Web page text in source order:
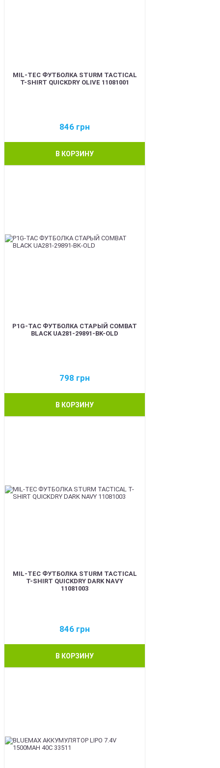
MIL-TEC ФУТБОЛКА STURM TACTICAL
T-SHIRT QUICKDRY OLIVE 11081001
846 грн
В КОРЗИНУ
P1G-TAC ФУТБОЛКА СТАРЫЙ COMBAT
BLACK UA281-29891-BK-OLD
798 грн
В КОРЗИНУ
MIL-TEC ФУТБОЛКА STURM TACTICAL
T-SHIRT QUICKDRY DARK NAVY
11081003
846 грн
В КОРЗИНУ